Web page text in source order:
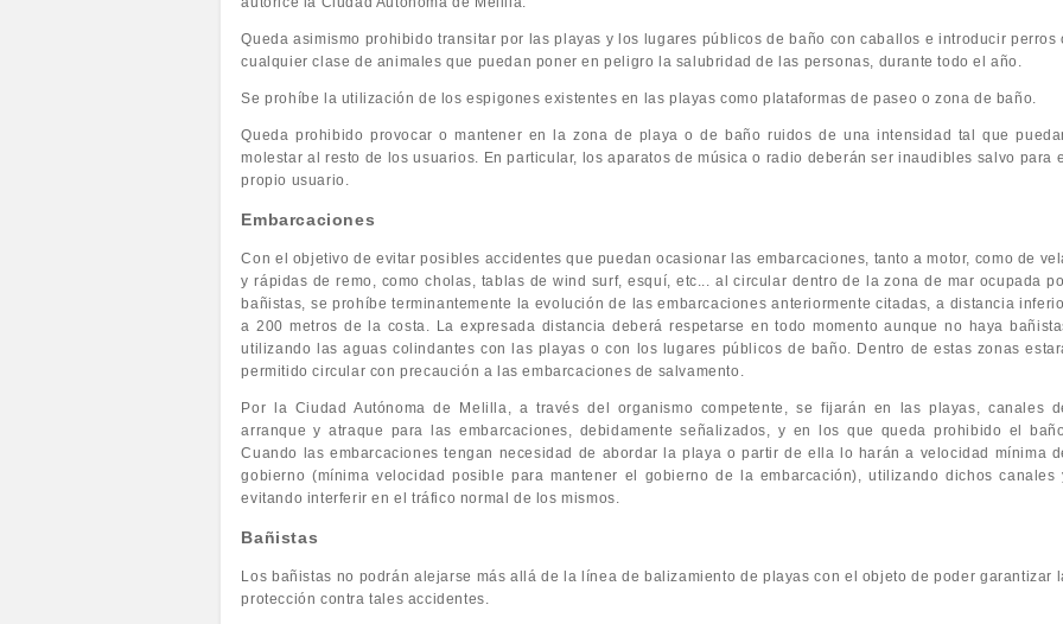
Queda asimismo prohibido transitar por las playas y los lugares públicos de baño con caballos e introducir perros
cualquier clase de animales que puedan poner en peligro la salubridad de las personas, durante todo el año.
Se prohíbe la utilización de los espigones existentes en las playas como plataformas de paseo o zona de baño.
Queda prohibido provocar o mantener en la zona de playa o de baño ruidos de una intensidad tal que
molestar al resto de los usuarios. En particular, los aparatos de música o radio deberán ser inaudibles salvo para
propio usuario.
Embarcaciones
Con el objetivo de evitar posibles accidentes que puedan ocasionar las embarcaciones, tanto a motor, como de
y rápidas de remo, como cholas, tablas de wind surf, esquí, etc... al circular dentro de la zona de mar ocupada
bañistas, se prohíbe terminantemente la evolución de las embarcaciones anteriormente citadas, a distancia
a 200 metros de la costa. La expresada distancia deberá respetarse en todo momento aunque no haya
utilizando las aguas colindantes con las playas o con los lugares públicos de baño. Dentro de estas zonas
permitido circular con precaución a las embarcaciones de salvamento.
Por la Ciudad Autónoma de Melilla, a través del organismo competente, se fijarán en las playas, canales
arranque y atraque para las embarcaciones, debidamente señalizados, y en los que queda prohibido el
Cuando las embarcaciones tengan necesidad de abordar la playa o partir de ella lo harán a velocidad mínima
gobierno (mínima velocidad posible para mantener el gobierno de la embarcación), utilizando dichos canales
evitando interferir en el tráfico normal de los mismos.
Bañistas
Los bañistas no podrán alejarse más allá de la línea de balizamiento de playas con el objeto de poder garantizar
protección contra tales accidentes.